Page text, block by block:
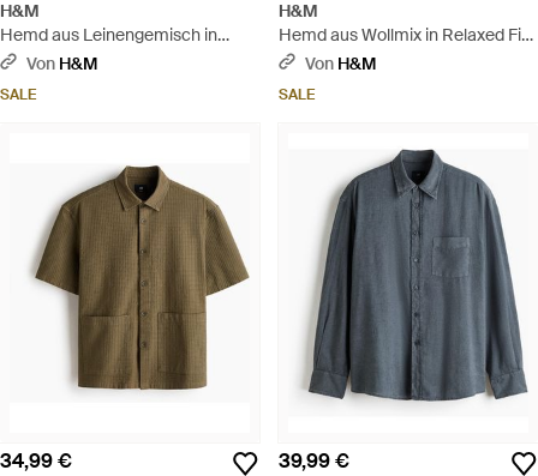
H&M
Hemd aus Leinengemisch in
Relaxed Fit - Schwarz
Von H&M
SALE
H&M
Hemd aus Wollmix in Relaxed Fit -
Braun
Von H&M
SALE
34,99 € 39,99 €